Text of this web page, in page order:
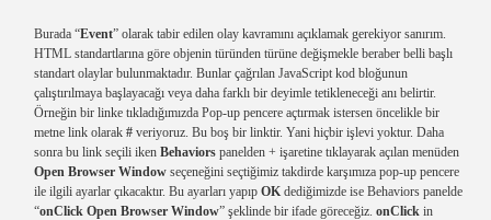
Burada “Event” olarak tabir edilen olay kavramını açıklamak gerekiyor sanırım.
HTML standartlarına göre objenin türünden türüne değişmekle beraber belli başlı
standart olaylar bulunmaktadır. Bunlar çağrılan JavaScript kod bloğunun
çalıştırılmaya başlayacağı veya daha farklı bir deyimle tetikleneceği anı belirtir.
Örneğin bir linke tıkladığımızda Pop-up pencere açtırmak istersen öncelikle bir
metne link olarak # veriyoruz. Bu boş bir linktir. Yani hiçbir işlevi yoktur. Daha
sonra bu link seçili iken Behaviors panelden + işaretine tıklayarak açılan menüden
Open Browser Window seçeneğini seçtiğimiz takdirde karşımıza pop-up pencere
ile ilgili ayarlar çıkacaktır. Bu ayarları yapıp OK dediğimizde ise Behaviors panelde
“onClick Open Browser Window” şeklinde bir ifade göreceğiz. onClick in